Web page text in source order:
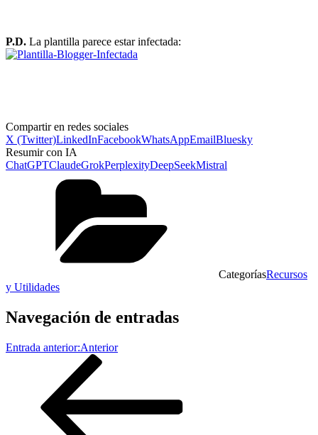
P.D. La plantilla parece estar infectada:
Compartir en redes sociales
X (Twitter)LinkedInFacebookWhatsAppEmailBluesky
Resumir con IA
ChatGPTClaudeGrokPerplexityDeepSeekMistral
CategoríasRecursos
y Utilidades
Navegación de entradas
Entrada anterior:Anterior